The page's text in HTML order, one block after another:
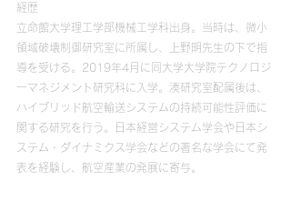
経歴
立命館大学理工学部機械工学科出身。当時は、微小
領域破壊制御研究室に所属し、上野明先生の下で指
導を受ける。2019年4月に同大学大学院テクノロジ
ーマネジメント研究科に入学。湊研究室配属後は、
ハイブリッド航空輸送システムの持続可能性評価に
関する研究を行う。日本経営システム学会や日本シ
ステム・ダイナミクス学会などの著名な学会にて発
表を経験し、航空産業の発展に寄与。